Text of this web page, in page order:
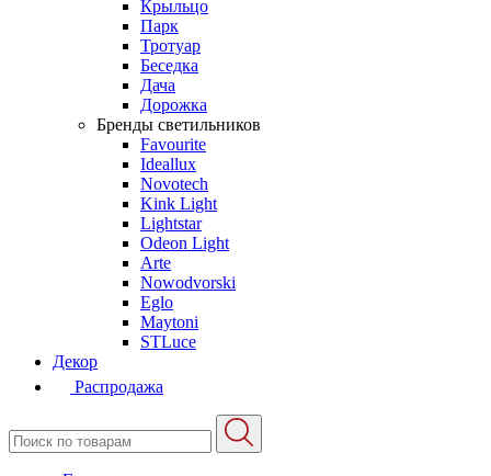
Крыльцо
Парк
Тротуар
Беседка
Дача
Дорожка
Бренды светильников
Favourite
Ideallux
Novotech
Kink Light
Lightstar
Odeon Light
Arte
Nowodvorski
Eglo
Maytoni
STLuce
Декор
Распродажа